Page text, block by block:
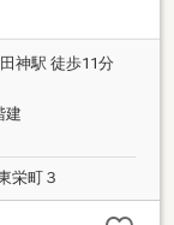
神駅 徒歩11分
建
栄町３